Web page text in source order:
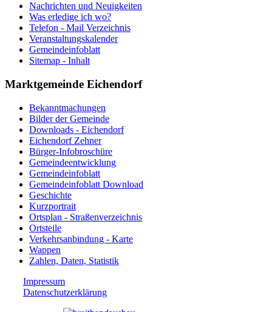
Nachrichten und Neuigkeiten
Was erledige ich wo?
Telefon - Mail Verzeichnis
Veranstaltungskalender
Gemeindeinfoblatt
Sitemap - Inhalt
Marktgemeinde Eichendorf
Bekanntmachungen
Bilder der Gemeinde
Downloads - Eichendorf
Eichendorf Zehner
Bürger-Infobroschüre
Gemeindeentwicklung
Gemeindeinfoblatt
Gemeindeinfoblatt Download
Geschichte
Kurzportrait
Ortsplan - Straßenverzeichnis
Ortsteile
Verkehrsanbindung - Karte
Wappen
Zahlen, Daten, Statistik
Impressum
Datenschutzerklärung